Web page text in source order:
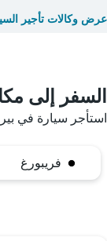
عرض وكالات تأجير
السفر إلى
استأجر سيارة في
فريبورغ